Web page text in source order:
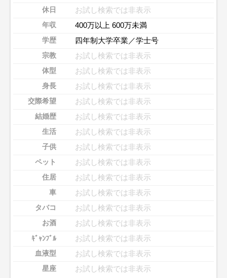
休日 お試し検索では非表示
年収 400万以上 600万未満
学歴 四年制大学卒業／学士号
宗教 お試し検索では非表示
体型 お試し検索では非表示
身長 お試し検索では非表示
交際希望 お試し検索では非表示
結婚歴 お試し検索では非表示
生活 お試し検索では非表示
子供 お試し検索では非表示
ペット お試し検索では非表示
住居 お試し検索では非表示
車 お試し検索では非表示
タバコ お試し検索では非表示
お酒 お試し検索では非表示
ｷﾞｬﾝﾌﾞﾙ お試し検索では非表示
血液型 お試し検索では非表示
星座 お試し検索では非表示